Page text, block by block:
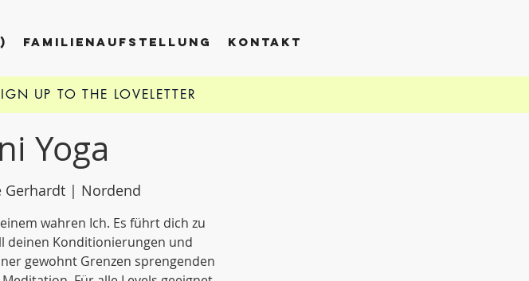
FAMILIENAUFSTELLUNG KONTAKT
Yoga
Gerhardt | Nordend
wahren Ich. Es führt dich zu
deinen Konditionierungen und
gewohnt Grenzen sprengenden
UP TO THE LOVELETTER